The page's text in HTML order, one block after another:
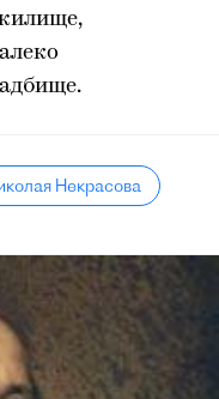
Некрасова